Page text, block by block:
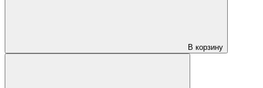
В корзину